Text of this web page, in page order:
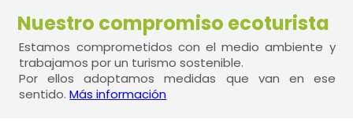
Nuestro compromiso ecoturista
Estamos comprometidos con el medio ambiente y
trabajamos por un turismo sostenible.
Por ellos adoptamos medidas que van en ese
sentido.Más información